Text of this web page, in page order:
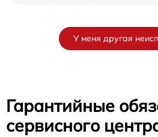
У меня другая
Гарантийные
сервисного